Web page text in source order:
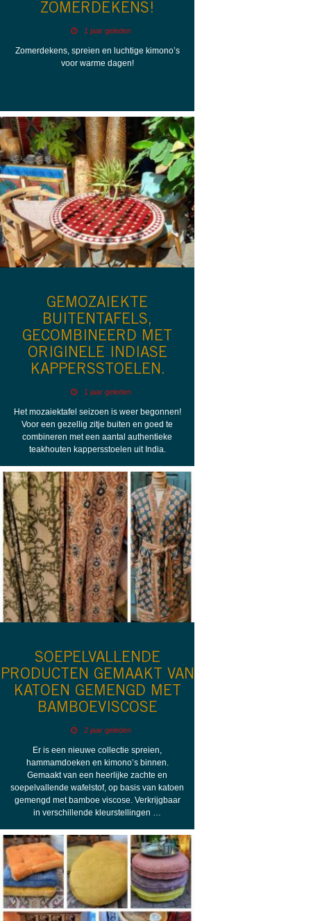
ZOMERDEKENS!
1 jaar geleden
Zomerdekens, spreien en luchtige kimono’s
voor warme dagen!
GEMOZAIEKTE
BUITENTAFELS,
GECOMBINEERD MET
ORIGINELE INDIASE
KAPPERSSTOELEN.
1 jaar geleden
Het mozaiektafel seizoen is weer begonnen!
Voor een gezellig zitje buiten en goed te
combineren met een aantal authentieke
teakhouten kappersstoelen uit India.
SOEPELVALLENDE
PRODUCTEN GEMAAKT VAN
KATOEN GEMENGD MET
BAMBOEVISCOSE
2 jaar geleden
Er is een nieuwe collectie spreien,
hammamdoeken en kimono’s binnen.
Gemaakt van een heerlijke zachte en
soepelvallende wafelstof, op basis van katoen
gemengd met bamboe viscose. Verkrijgbaar
in verschillende kleurstellingen …